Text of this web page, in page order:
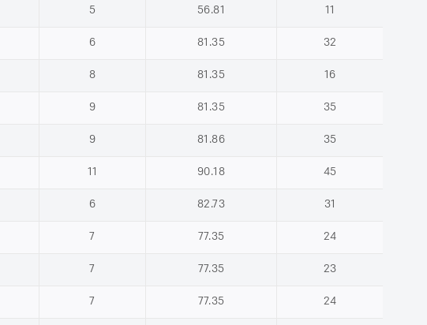
5 56.81 11
6 81.35 32
8 81.35 16
9 81.35 35
9 81.86 35
11 90.18 45
6 82.73 31
7 77.35 24
7 77.35 23
7 77.35 24